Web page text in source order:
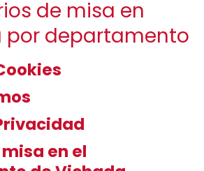
de misa en
por departamento
en el